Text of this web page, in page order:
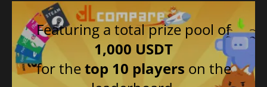
Featuring a total prize pool of
1,000 USDT
for thetop 10 players on the